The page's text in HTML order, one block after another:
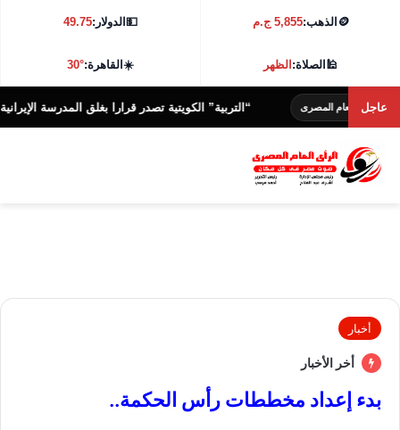
🪙 الذهب:5,855 ج.م 💵الدولار:49.75
🕌الصلاة:الظهر ☀️القاهرة:30°
عاجلالمصرى “التربية” الكويتية تصدر قرارا بغلق المدرسة الإيرانية الخاصة
أخبار
أخر الأخبار
بدء إعداد مخططات رأس الحكمة..